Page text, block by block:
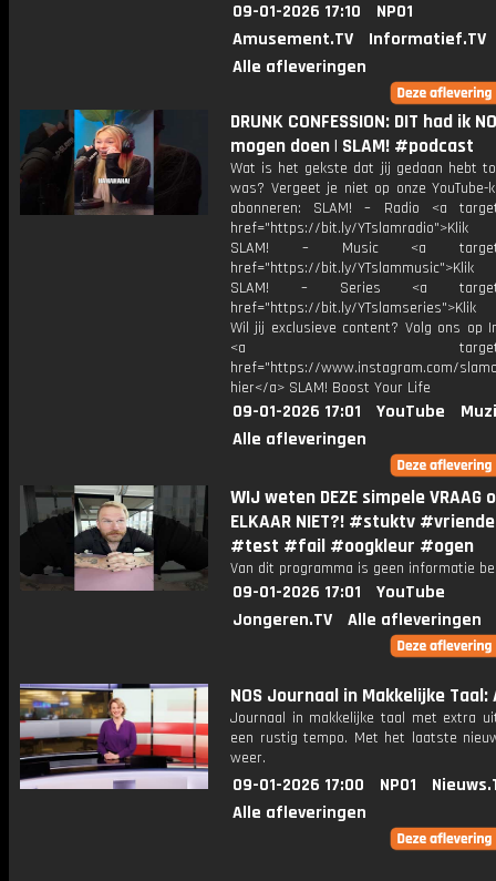
09-01-2026 17:10
NPO1
Amusement.TV
Informatief.TV
Alle afleveringen
DRUNK CONFESSION: DIT had ik
mogen doen | SLAM! #podcast
Wat is het gekste dat jij gedaan hebt
was? Vergeet je niet op onze YouTube-
abonneren: SLAM! – Radio <a
href="https://bit.ly/
SLAM! – Music <a
href="https://bit.ly/
SLAM! – Series <a
href="https://bit.ly/
Wil jij exclusieve content? Volg ons op
<a
href="https://www.instagram.com/
hier</a> SLAM! Boost Your Life
09-01-2026 17:01 YouTube
Alle afleveringen
WIJ weten DEZE simpele VRAAG
ELKAAR NIET?! #stuktv
#test #fail #oogkleur #ogen
Van dit programma is geen informatie
09-01-2026 17:01
YouTube
Jongeren.TV
Alle afleveringen
NOS Journaal in Makkelijke Taal:
Journaal in makkelijke taal met extra
een rustig tempo. Met het laatste
weer.
09-01-2026 17:00 NPO1
Alle afleveringen